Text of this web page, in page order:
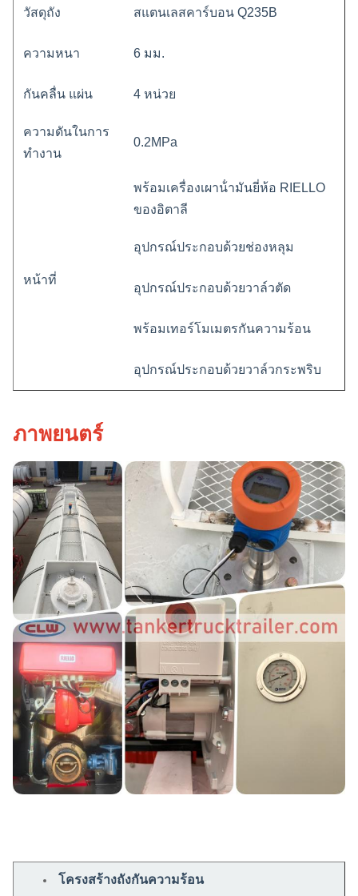
วัสดุถัง สแตนเลสคาร์บอน Q235B
ความหนา 6 มม.
กันคลื่น แผ่น 4 หน่วย
ความดันในการ
ทํางาน
0.2MPa
หน้าที่
พร้อมเครื่องเผาน้ํามันยี่ห้อ RIELLO
ของอิตาลี
อุปกรณ์ประกอบด้วยช่องหลุม
อุปกรณ์ประกอบด้วยวาล์วตัด
พร้อมเทอร์โมเมตรกันความร้อน
อุปกรณ์ประกอบด้วยวาล์วกระพริบ
ภาพยนตร์
โครงสร้างถังกันความร้อน